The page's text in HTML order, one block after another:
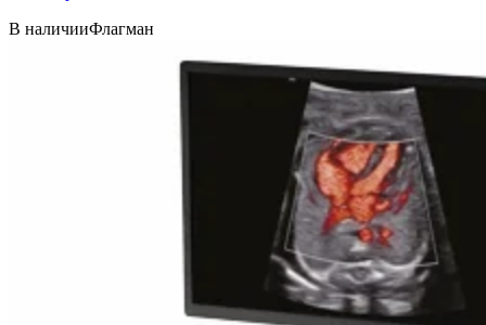
В наличииФлагман